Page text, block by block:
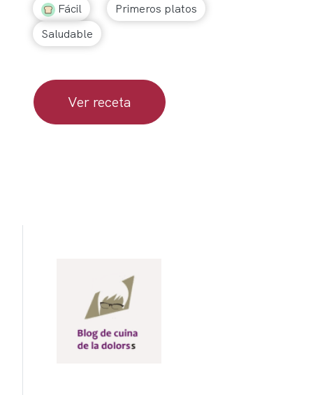
Fácil
Primeros platos
Saludable
Ver receta